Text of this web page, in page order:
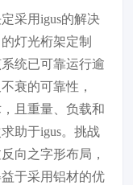
采用igus的解决
灯光桁架定制
统已可靠运行逾
衰的可靠性，
且重量、负载和
助于igus。挑战
向之字形布局，
于采用铝材的优